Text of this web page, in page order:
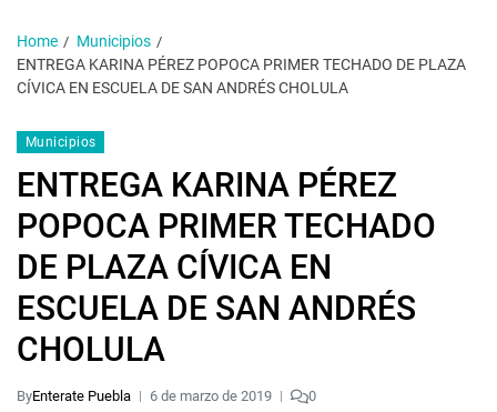
Home
Municipios
ENTREGA KARINA PÉREZ POPOCA PRIMER TECHADO DE PLAZA
CÍVICA EN ESCUELA DE SAN ANDRÉS CHOLULA
Municipios
ENTREGA KARINA PÉREZ
POPOCA PRIMER TECHADO
DE PLAZA CÍVICA EN
ESCUELA DE SAN ANDRÉS
CHOLULA
ByEnterate Puebla 6 de marzo de 2019 0